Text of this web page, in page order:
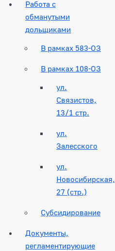
Работа с
обманутыми
дольщиками
В рамках 583-ОЗ
В рамках 108-ОЗ
ул.
Связистов,
13/1 стр.
ул.
Залесского
ул.
Новосибирская,
27 (стр.)
Субсидирование
Документы,
регламентирующие